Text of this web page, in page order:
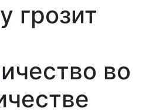
грозит
во